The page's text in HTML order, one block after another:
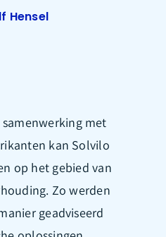
Hensel
met
kan Solvilo
op het gebied van
Zo werden
geadviseerd